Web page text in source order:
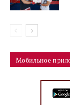
Мобильное